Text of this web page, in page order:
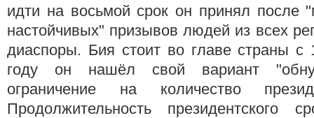
идти на восьмой срок он принял после
настойчивых" призывов людей из всех
диаспоры. Бия стоит во главе страны с
году он нашёл свой вариант
ограничение на количество
Продолжительность президентского